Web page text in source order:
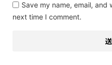
Save my name, email,
next time I comment.